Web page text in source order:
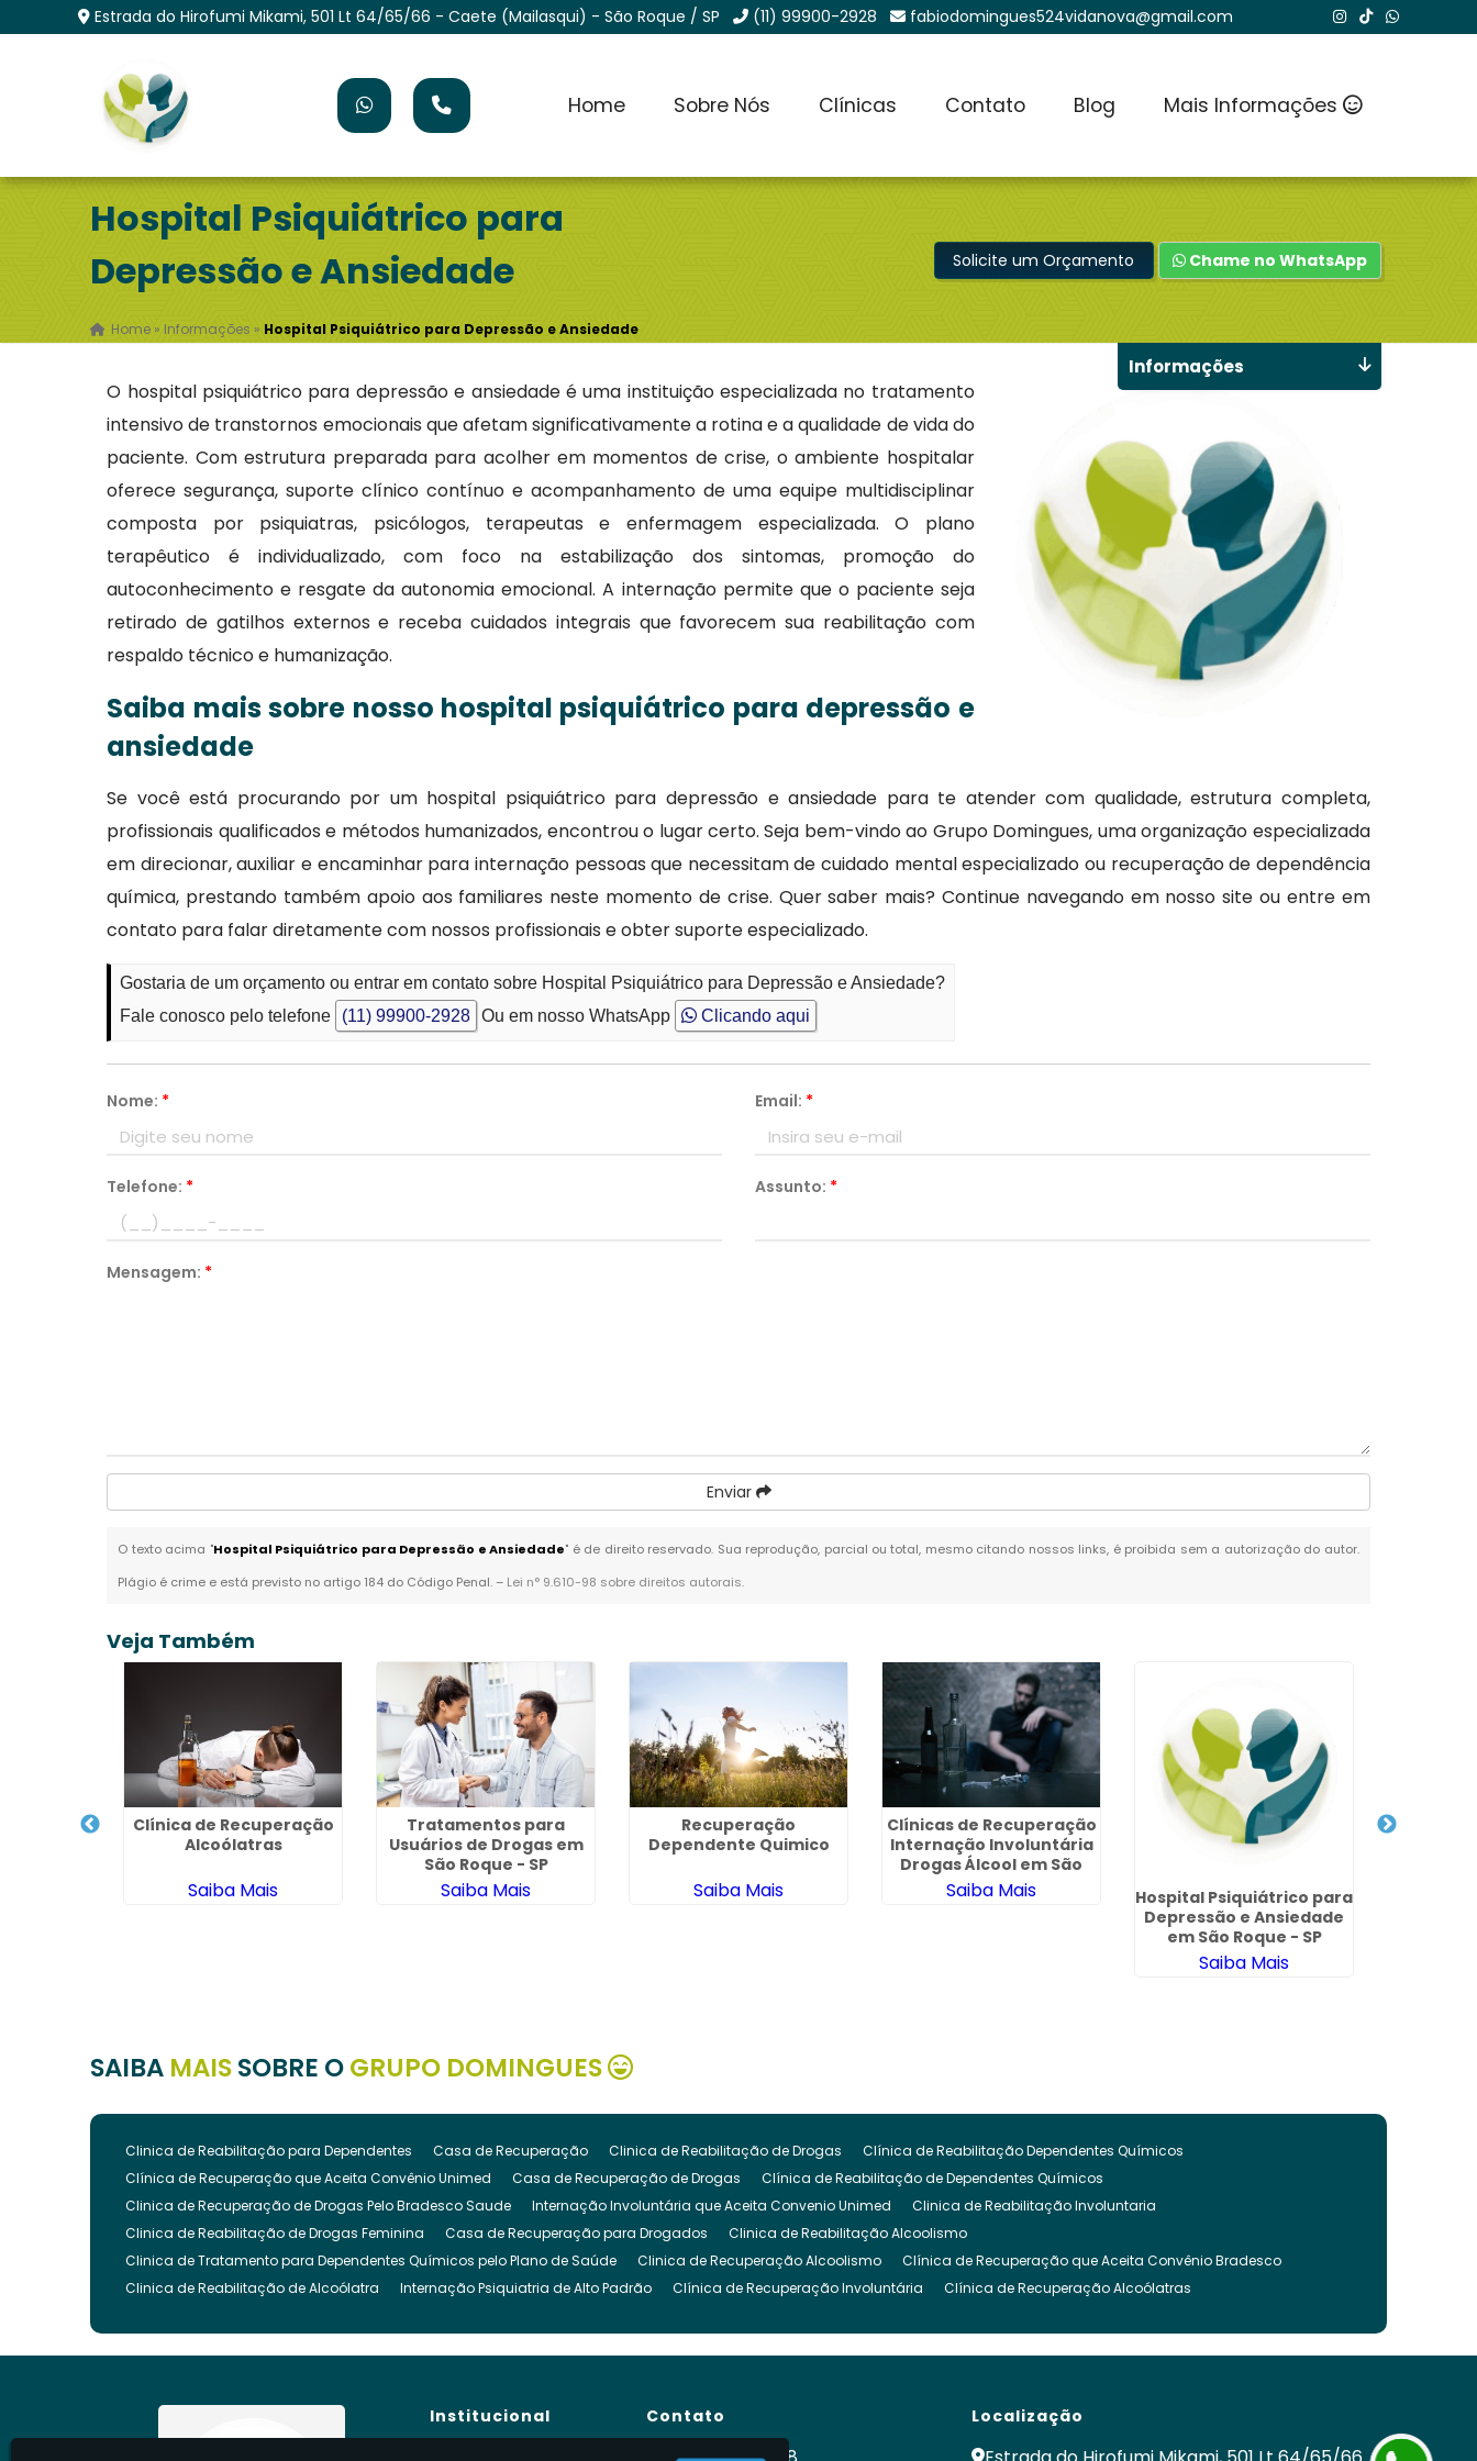
Estrada do Hirofumi Mikami, 501 Lt 64/65/66 - Caete (Mailasqui) - São Roque / SP (11) 99900-2928 fabiodomingues524vidanova@gmail.com
Home Sobre Nós Clínicas Contato Blog Mais Informações
Hospital Psiquiátrico para
Depressão e Ansiedade
Home » Informações » Hospital Psiquiátrico para Depressão e Ansiedade
Solicite um Orçamento Chame no WhatsApp
O hospital psiquiátrico para depressão e ansiedade é uma instituição especializada no tratamento
intensivo de transtornos emocionais que afetam significativamente a rotina e a qualidade de vida do
paciente. Com estrutura preparada para acolher em momentos de crise, o ambiente hospitalar
oferece segurança, suporte clínico contínuo e acompanhamento de uma equipe multidisciplinar
composta por psiquiatras, psicólogos, terapeutas e enfermagem especializada. O plano
terapêutico é individualizado, com foco na estabilização dos sintomas, promoção do
autoconhecimento e resgate da autonomia emocional. A internação permite que o paciente seja
retirado de gatilhos externos e receba cuidados integrais que favorecem sua reabilitação com
respaldo técnico e humanização.
Saiba mais sobre nosso hospital psiquiátrico para depressão e
ansiedade
Se você está procurando por um hospital psiquiátrico para depressão e ansiedade para te atender com qualidade, estrutura completa,
profissionais qualificados e métodos humanizados, encontrou o lugar certo. Seja bem-vindo ao Grupo Domingues, uma organização especializada
em direcionar, auxiliar e encaminhar para internação pessoas que necessitam de cuidado mental especializado ou recuperação de dependência
química, prestando também apoio aos familiares neste momento de crise. Quer saber mais? Continue navegando em nosso site ou entre em
contato para falar diretamente com nossos profissionais e obter suporte especializado.
Gostaria de um orçamento ou entrar em contato sobre Hospital Psiquiátrico para Depressão e Ansiedade?
Fale conosco pelo telefone
(11) 99900-2928 Ou em nosso WhatsApp Clicando aqui
Nome: * Email: *
Telefone: * Assunto: *
Mensagem: *
Enviar
O texto acima "Hospital Psiquiátrico para Depressão e Ansiedade" é de direito reservado. Sua reprodução, parcial ou total, mesmo citando nossos links, é proibida sem a autorização do autor.
Plágio é crime e está previsto no artigo 184 do Código Penal. – Lei n° 9.610-98 sobre direitos autorais.
Informações
Veja Também
Clínica de Recuperação
Alcoólatras
Saiba Mais
Tratamentos para
Usuários de Drogas em
São Roque - SP
Saiba Mais
Recuperação
Dependente Quimico
Saiba Mais
Clínicas de Recuperação
Internação Involuntária
Drogas Álcool em São
Roque - SP
Saiba Mais
Hospital Psiquiátrico para
Depressão e Ansiedade
em São Roque - SP
Saiba Mais
Clinica
SAIBA MAISSOBRE OGRUPO DOMINGUES
Clinica de Reabilitação para Dependentes Casa de Recuperação Clinica de Reabilitação de Drogas
Clínica de Reabilitação Dependentes Químicos
Clínica de Recuperação que Aceita Convênio Unimed
Casa de Recuperação de Drogas
Clínica de Reabilitação de Dependentes Químicos
Clinica de Recuperação de Drogas Pelo Bradesco Saude
Internação Involuntária que Aceita Convenio Unimed
Clinica de Reabilitação Involuntaria
Clinica de Reabilitação de Drogas Feminina
Casa de Recuperação para Drogados
Clinica de Reabilitação Alcoolismo
Clinica de Tratamento para Dependentes Químicos pelo Plano de Saúde
Clinica de Recuperação Alcoolismo
Clínica de Recuperação que Aceita Convênio Bradesco
Clinica de Reabilitação de Alcoólatra
Internação Psiquiatria de Alto Padrão Clínica de Recuperação Involuntária
Clínica de Recuperação Alcoólatras
Clinica para Drogado Clínica para Drogados Clinica Reabilitação Drogas
Clinica Recuperação Drogas
Clinica para Dependentes Alcoólicos Clinica para Tratamento de Alcoolismo
Institucional Contato Localização